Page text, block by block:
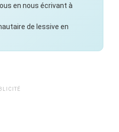
en nous écrivant à
de lessive en